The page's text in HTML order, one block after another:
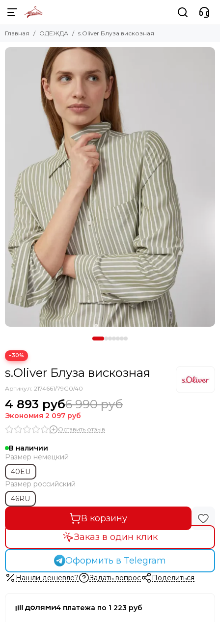
Главная ОДЕЖДА s.Oliver Блуза вискозная
−30%
s.Oliver Блуза вискозная
Артикул: 2174661/79G0/40
4 893 руб6 990 руб
Экономия 2 097 руб
Оставить отзыв
В наличии
Размер немецкий
40EU
Размер российский
46RU
В корзину
Заказ в один клик
Оформить в Telegram
Нашли дешевле? Задать вопрос Поделиться
4 платежа по 1 223 руб